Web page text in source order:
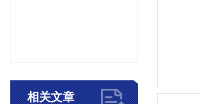
相关文章